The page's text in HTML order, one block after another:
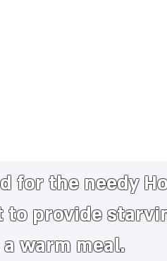
for the needy​
to provide
warm meal.